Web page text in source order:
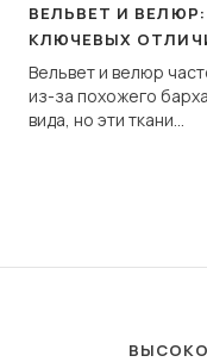
ВЕЛЬВЕТ И ВЕЛЮР:
КЛЮЧЕВЫХ
Вельвет и велюр
из-за похожего
вида, но эти ткани